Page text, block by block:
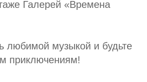
Галерей «Времена
любимой музыкой и будьте
приключениям!